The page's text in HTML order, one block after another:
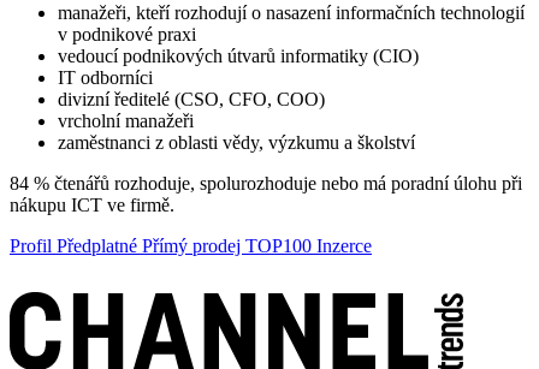
manažeři, kteří rozhodují o nasazení informačních technologií
v podnikové praxi
vedoucí podnikových útvarů informatiky (CIO)
IT odborníci
divizní ředitelé (CSO, CFO, COO)
vrcholní manažeři
zaměstnanci z oblasti vědy, výzkumu a školství
84 % čtenářů rozhoduje, spolurozhoduje nebo má poradní úlohu při
nákupu ICT ve firmě.
Profil Předplatné Přímý prodej TOP100 Inzerce